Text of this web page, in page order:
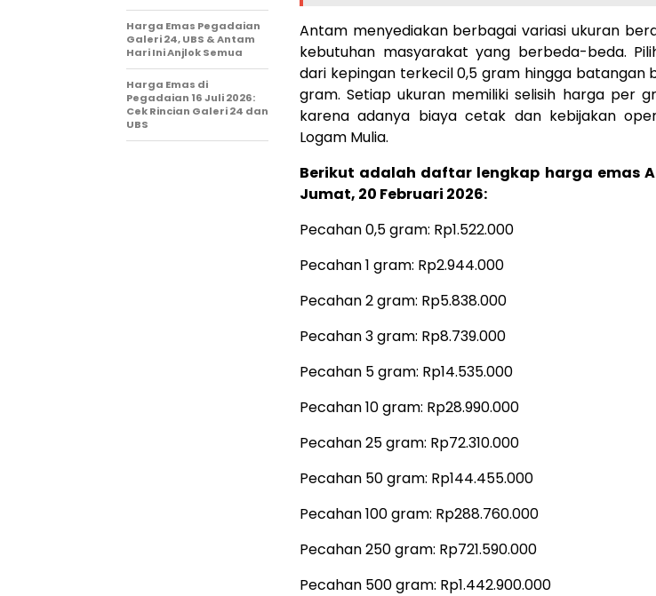
Antam menyediakan berbagai variasi ukuran
kebutuhan masyarakat yang berbeda-beda.
dari kepingan terkecil 0,5 gram hingga batangan
gram. Setiap ukuran memiliki selisih harga per
karena adanya biaya cetak dan kebijakan
Logam Mulia.
Berikut adalah daftar lengkap harga emas
Jumat, 20 Februari 2026:
Pecahan 0,5 gram: Rp1.522.000
Pecahan 1 gram: Rp2.944.000
Pecahan 2 gram: Rp5.838.000
Pecahan 3 gram: Rp8.739.000
Pecahan 5 gram: Rp14.535.000
Pecahan 10 gram: Rp28.990.000
Pecahan 25 gram: Rp72.310.000
Pecahan 50 gram: Rp144.455.000
Pecahan 100 gram: Rp288.760.000
Pecahan 250 gram: Rp721.590.000
Pecahan 500 gram: Rp1.442.900.000
Harga Emas Pegadaian
Galeri 24, UBS & Antam
Hari Ini Anjlok Semua
Harga Emas di
Pegadaian 16 Juli 2026:
Cek Rincian Galeri 24 dan
UBS